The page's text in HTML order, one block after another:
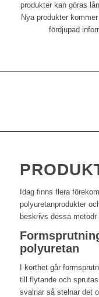
produkter kan göras
Nya produkter
fördjupad
Idag finns flera
polyuretanprodukter
beskrivs dessa metodr
polyuretan
I korthet går
till flytande och
svalnar så stelnar det